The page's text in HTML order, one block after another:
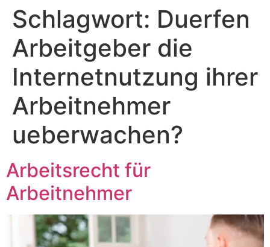
Zum
Inhalt
springen
Schlagwort: Duerfen
Arbeitgeber die
Internetnutzung ihrer
Arbeitnehmer
ueberwachen?
Arbeitsrecht für
Arbeitnehmer